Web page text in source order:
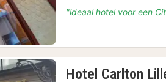
"ideaal hotel voor een
Hotel Carlton